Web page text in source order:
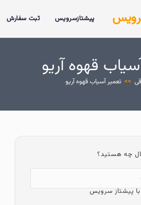
پیشتازسرویس ثبت سفارش
قهوه آریو
>> تعمیر آسیاب قهوه آریو
چه هستید؟
پیشتاز سرویس